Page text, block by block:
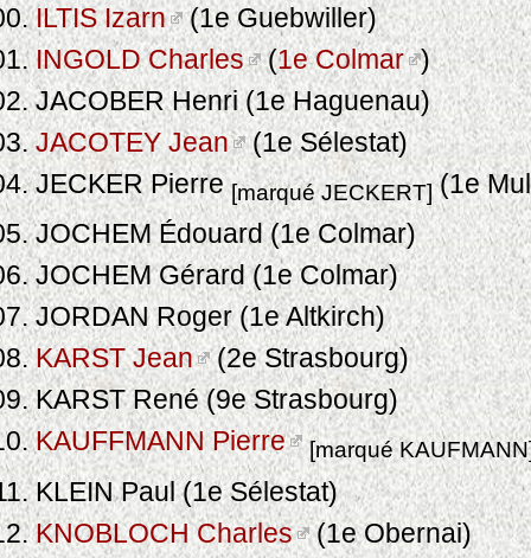
ILTIS Izarn
(1e Guebwiller)
INGOLD Charles (1e Colmar )
JACOBER Henri (1e Haguenau)
JACOTEY Jean (1e Sélestat)
JECKER Pierre[marqué JECKERT](1e
JOCHEM Édouard (1e Colmar)
JOCHEM Gérard (1e Colmar)
JORDAN Roger (1e Altkirch)
KARST Jean (2e Strasbourg)
KARST René (9e Strasbourg)
KAUFFMANN Pierre
[marqué
KLEIN Paul (1e Sélestat)
KNOBLOCH Charles (1e Obernai)